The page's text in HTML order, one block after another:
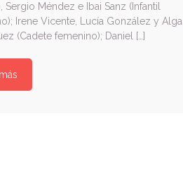
Sergio Méndez e Ibai Sanz (Infantil
Irene Vicente, Lucía González y Alga
(Cadete femenino); Daniel […]